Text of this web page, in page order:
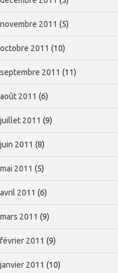
novembre 2011 (5)
octobre 2011 (10)
septembre 2011 (11)
août 2011 (6)
juillet 2011 (9)
juin 2011 (8)
mai 2011 (5)
avril 2011 (6)
mars 2011 (9)
février 2011 (9)
janvier 2011 (10)